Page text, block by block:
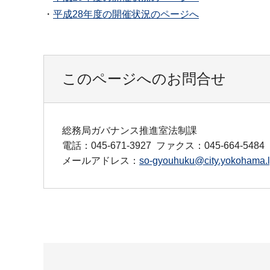
・ 平成28年度の開催状況のページへ
このページへのお問合せ
総務局ガバナンス推進室法制課
電話：045-671-3927 ファクス：045-664-5484
メールアドレス： so-